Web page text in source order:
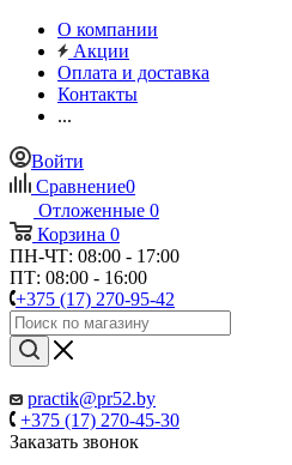
О компании
Акции
Оплата и доставка
Контакты
...
Войти
Сравнение0
Отложенные 0
Корзина 0
ПН-ЧТ: 08:00 - 17:00
ПТ: 08:00 - 16:00
+375 (17) 270-95-42
practik@pr52.by
+375 (17) 270-45-30
Заказать звонок